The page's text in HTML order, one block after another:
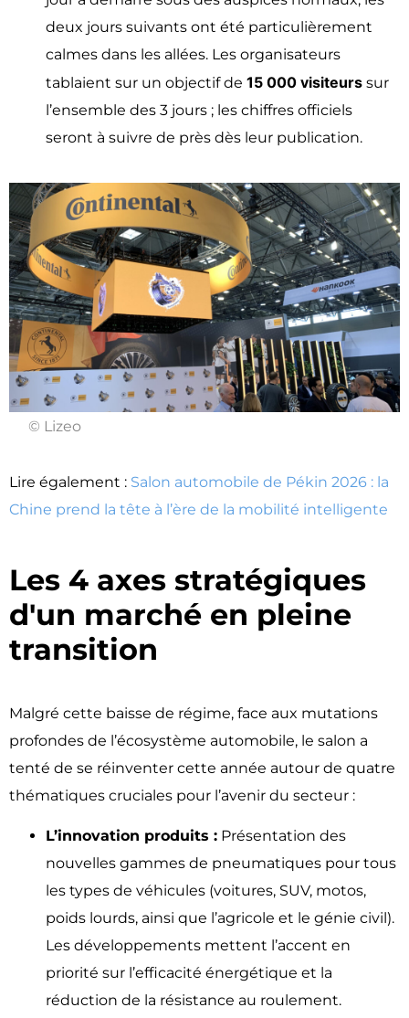
deux jours suivants ont été particulièrement
calmes dans les allées. Les organisateurs
tablaient sur un objectif de 15 000 visiteurs sur
l’ensemble des 3 jours ; les chiffres officiels
seront à suivre de près dès leur publication.
© Lizeo
Lire également : Salon automobile de Pékin 2026 : la
Chine prend la tête à l’ère de la mobilité intelligente
Les 4 axes stratégiques
d'un marché en pleine
transition ​
Malgré cette baisse de régime, face aux mutations
profondes de l’écosystème automobile, le salon a
tenté de se réinventer cette année autour de quatre
thématiques cruciales pour l’avenir du secteur :
L’innovation produits : Présentation des
nouvelles gammes de pneumatiques pour tous
les types de véhicules (voitures, SUV, motos,
poids lourds, ainsi que l’agricole et le génie civil).
Les développements mettent l’accent en
priorité sur l’efficacité énergétique et la
réduction de la résistance au roulement.